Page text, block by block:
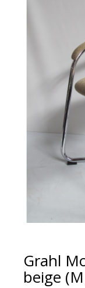
Grahl
beige